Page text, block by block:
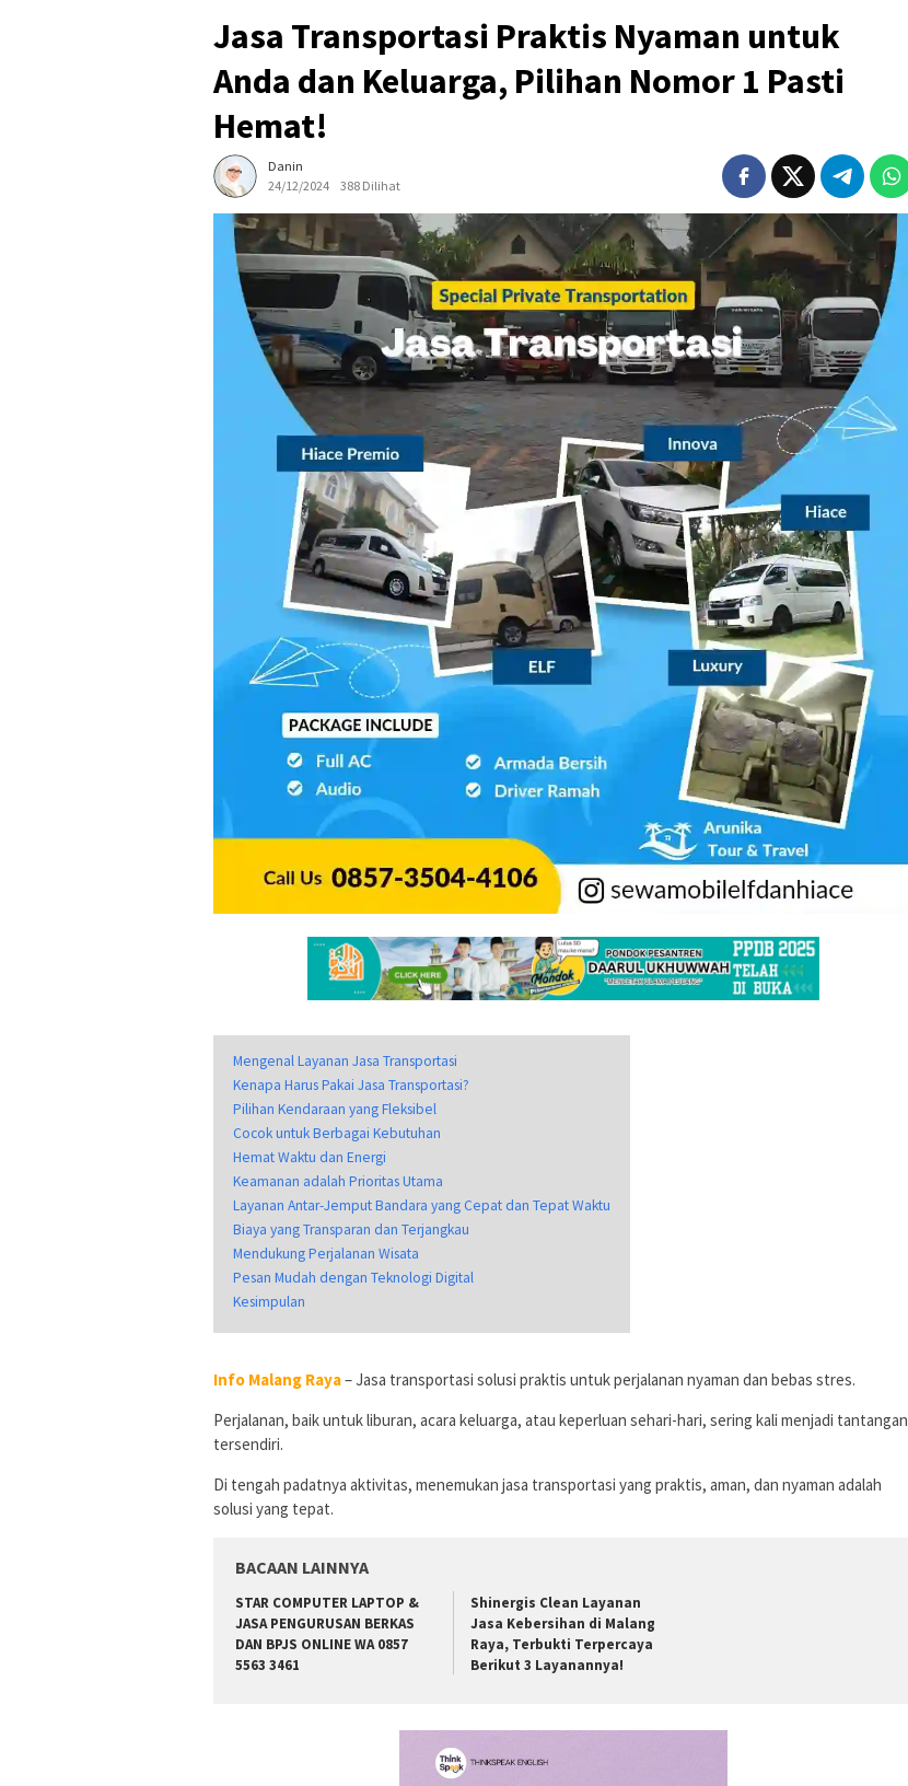
Jasa Transportasi Praktis Nyaman untuk
Anda dan Keluarga, Pilihan Nomor 1 Pasti
Hemat!
Danin
24/12/2024
388 Dilihat
Mengenal Layanan Jasa Transportasi
Kenapa Harus Pakai Jasa Transportasi?
Pilihan Kendaraan yang Fleksibel
Cocok untuk Berbagai Kebutuhan
Hemat Waktu dan Energi
Keamanan adalah Prioritas Utama
Layanan Antar-Jemput Bandara yang Cepat dan Tepat Waktu
Biaya yang Transparan dan Terjangkau
Mendukung Perjalanan Wisata
Pesan Mudah dengan Teknologi Digital
Kesimpulan
Info Malang Raya– Jasa transportasi solusi praktis untuk perjalanan nyaman dan bebas stres.
Perjalanan, baik untuk liburan, acara keluarga, atau keperluan sehari-hari, sering kali menjadi tantangan
tersendiri.
Di tengah padatnya aktivitas, menemukan jasa transportasi yang praktis, aman, dan nyaman adalah
solusi yang tepat.
BACAAN LAINNYA
STAR COMPUTER LAPTOP &
JASA PENGURUSAN BERKAS
DAN BPJS ONLINE WA 0857
5563 3461
Shinergis Clean Layanan
Jasa Kebersihan di Malang
Raya, Terbukti Terpercaya
Berikut 3 Layanannya!